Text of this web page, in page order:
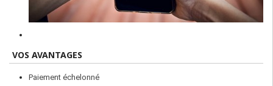
VOS AVANTAGES
Paiement échelonné